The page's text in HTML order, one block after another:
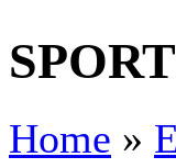
Home »